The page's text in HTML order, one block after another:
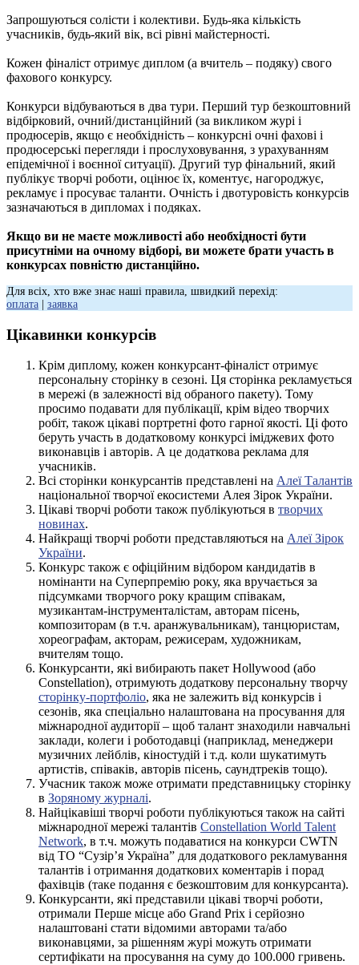
Запрошуються солісти і колективи. Будь-яка кількість
учасників, будь-який вік, всі рівні майстерності.
Кожен фіналіст отримує диплом (а вчитель – подяку) свого
фахового конкурсу.
Конкурси відбуваються в два тури. Перший тур безкоштовний
відбірковий, очний/дистанційний (за викликом журі і
продюсерів, якщо є необхідність – конкурсні очні фахові і
продюсерські перегляди і прослуховування, з урахуванням
епідемічної і воєнної ситуації). Другий тур фінальний, який
публікує творчі роботи, оцінює їх, коментує, нагороджує,
рекламує і просуває таланти. Очність і двотуровість конкурсів
зазначаються в дипломах і подяках.
Якщо ви не маєте можливості або необхідності бути
присутніми на очному відборі, ви можете брати участь в
конкурсах повністю дистанційно.
Для всіх, хто вже знає наші правила, швидкий перехід:
оплата
заявка
Цікавинки конкурсів
Крім диплому, кожен конкурсант-фіналіст отримує
персональну сторінку в сезоні. Ця сторінка рекламується
в мережі (в залежності від обраного пакету). Тому
просимо подавати для публікації, крім відео творчих
робіт, також цікаві портретні фото гарної якості. Ці фото
беруть участь в додатковому конкурсі іміджевих фото
виконавців і авторів. А це додаткова реклама для
учасників.
Всі сторінки конкурсантів представлені на Алеї Талантів
національної творчої екосистеми Алея Зірок України.
Цікаві творчі роботи також публікуються в творчих
новинах.
Найкращі творчі роботи представляються на Алеї Зірок
України.
Конкурс також є офіційним відбором кандидатів в
номінанти на Суперпремію року, яка вручається за
підсумками творчого року кращим співакам,
музикантам-інструменталістам, авторам пісень,
композиторам (в т.ч. аранжувальникам), танцюристам,
хореографам, акторам, режисерам, художникам,
вчителям тощо.
Конкурсанти, які вибирають пакет Hollywood (або
Constellation), отримують додаткову персональну творчу
сторінку-портфоліо, яка не залежить від конкурсів і
сезонів, яка спеціально налаштована на просування для
міжнародної аудиторії – щоб талант знаходили навчальні
заклади, колеги і роботодавці (наприклад, менеджери
музичних лейблів, кіностудій і т.д. коли шукатимуть
артистів, співаків, авторів пісень, саундтреків тощо).
Учасник також може отримати представницьку сторінку
в Зоряному журналі.
Найцікавіші творчі роботи публікуються також на сайті
міжнародної мережі талантів Constellation World Talent
Network, в т.ч. можуть подаватися на конкурси CWTN
від ТО “Сузір’я Україна” для додаткового рекламування
талантів і отримання додаткових коментарів і порад
фахівців (таке подання є безкоштовим для конкурсанта).
Конкурсанти, які представили цікаві творчі роботи,
отримали Перше місце або Grand Prix і серйозно
налаштовані стати відомими авторами та/або
виконавцями, за рішенням журі можуть отримати
сертифікати на просування на суму до 100.000 гривень.